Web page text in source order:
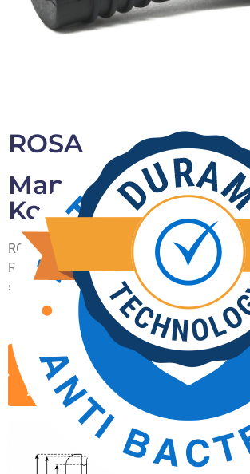
ROSA
Manuelle
Kommissionierer
ROSA - Ein kurzer runder Finger mit
ROSA eignet sich für Handpflücker, bei
sanfte Finger erforderlich sind, oder in
kurze Finger in den inneren Tellerlöchern
Broschüre herunterladen
Infos anfordern